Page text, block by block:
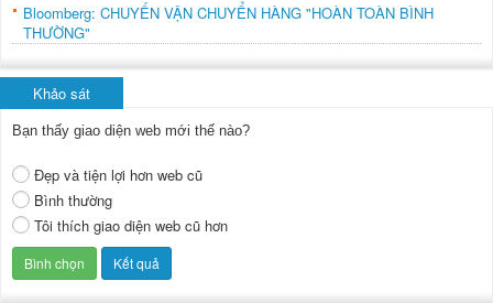
Bloomberg: CHUYẾN VẬN CHUYỂN HÀNG "HOÀN TOÀN BÌNH
THƯỜNG"
Khảo sát
Bạn thấy giao diện web mới thế nào?
Đẹp và tiện lợi hơn web cũ
Bình thường
Tôi thích giao diện web cũ hơn